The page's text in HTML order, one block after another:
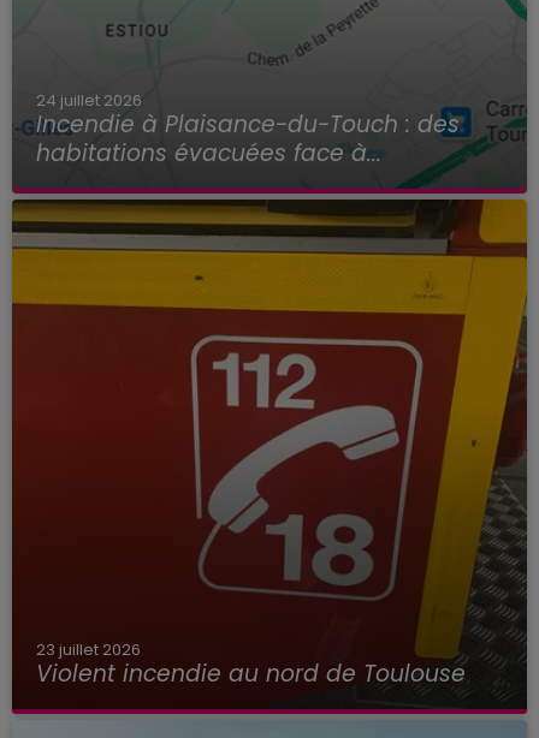
24 juillet 2026
Incendie à Plaisance-du-Touch : des
habitations évacuées face à...
23 juillet 2026
Violent incendie au nord de Toulouse